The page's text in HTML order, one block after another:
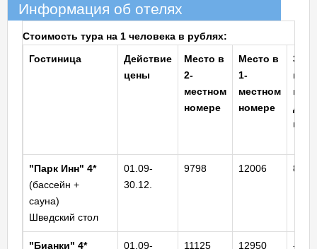
Информация об отелях
Стоимость тура на 1 человека в рублях:
Гостиница
Действие
цены
Место в
2-
местном
номере
Место в
1-
местном
номере
3-ий
взр.
на
доп.
"Парк Инн" 4*
(бассейн +
сауна)
Шведский стол
01.09-
30.12.
9798 12006 8358
"Бианки" 4*
01.09-
11125 12950 -